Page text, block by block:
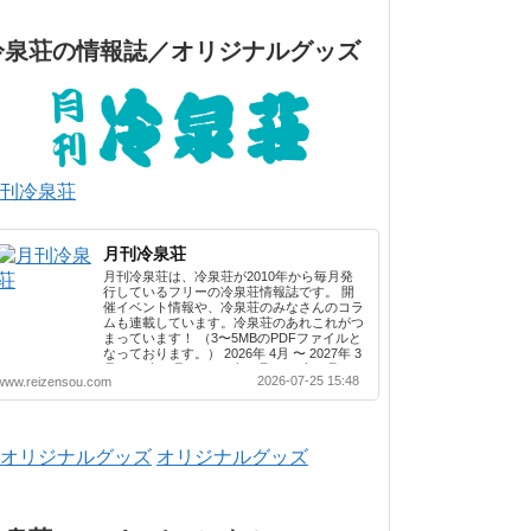
泉荘の情報誌／オリジナルグッズ
冷泉荘
月刊冷泉荘
月刊冷泉荘は、冷泉荘が2010年から毎月発
行しているフリーの冷泉荘情報誌です。 開
催イベント情報や、冷泉荘のみなさんのコラ
ムも連載しています。冷泉荘のあれこれがつ
まっています！ （3〜5MBのPDFファイルと
なっております。） 2026年 4月 〜 2027年 3
月 2025年 4月 〜 2026年 3月 2024年 4月 〜
2025年 3月 2023年 4月 〜 2024年 3月 2022
年 4月 〜 2023年 3月 2021年 4月 〜 2022年
年 4月 〜 2018年 3月 2016年 4月 〜 2017年
3月 2015年 4月 〜 2016年 3月 2014年 4月 〜
2026-07-25 15:48
オリジナルグッズ